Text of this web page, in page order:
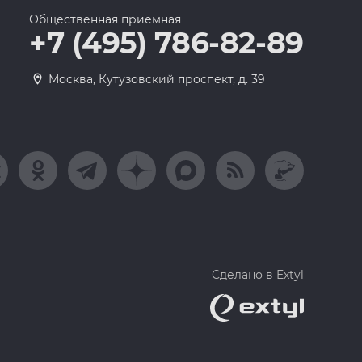
Общественная приемная
+7 (495) 786-82-89
Москва, Кутузовский проспект, д. 39
Сделано в Extyl